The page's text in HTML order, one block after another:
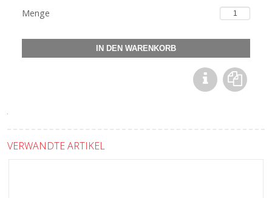
Menge
VERWANDTE ARTIKEL